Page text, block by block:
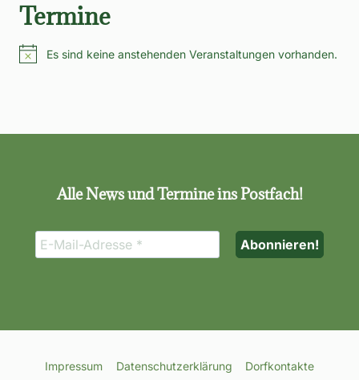
Termine
HinweisEs sind keine anstehenden Veranstaltungen vorhanden.
Alle News und Termine ins Postfach!
Impressum Datenschutzerklärung Dorfkontakte